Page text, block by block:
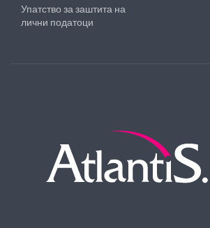
Упатство за заштита на
лични податоци